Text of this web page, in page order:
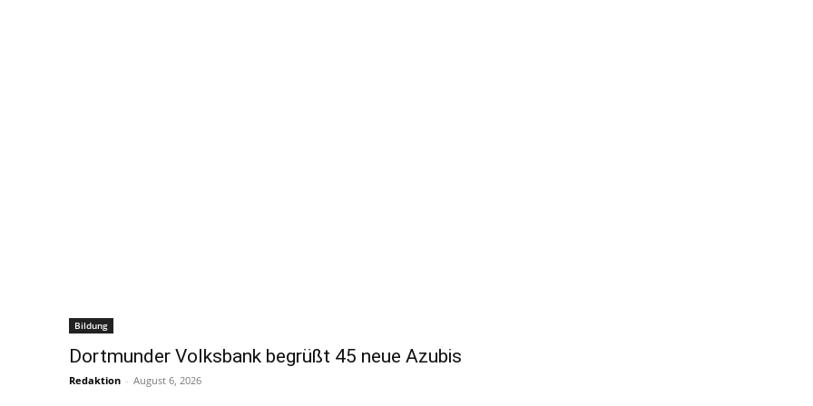
Bildung
Dortmunder Volksbank begrüßt 45 neue Azubis
Redaktion - August 6, 2026